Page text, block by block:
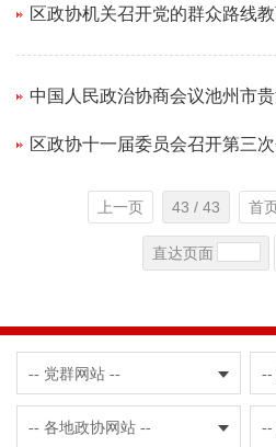
区政协机关召开党的群众路线教育
中国人民政治协商会议池州市贵池区第十一届委员会第三次会议关于
区政协十一届委员会召开第三
上一页 43 / 43 首
直达页面
-- 党群网站 -- --
-- 各地政协网站 -- --